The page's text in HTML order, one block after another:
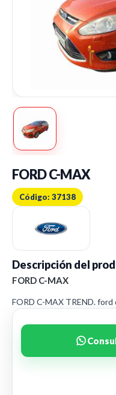
FORD C-MAX
Código: 37138
Descripción del
FORD C-MAX
FORD C-MAX TREND. ford